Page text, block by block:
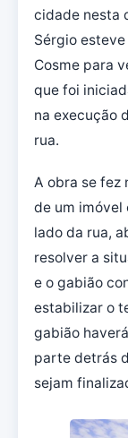
cidade nesta
Sérgio
Cosme para
que foi
na execução
rua.
A obra se fez
de um imóvel
lado da rua,
resolver a
e o gabião
estabilizar o
gabião
parte detrás
sejam